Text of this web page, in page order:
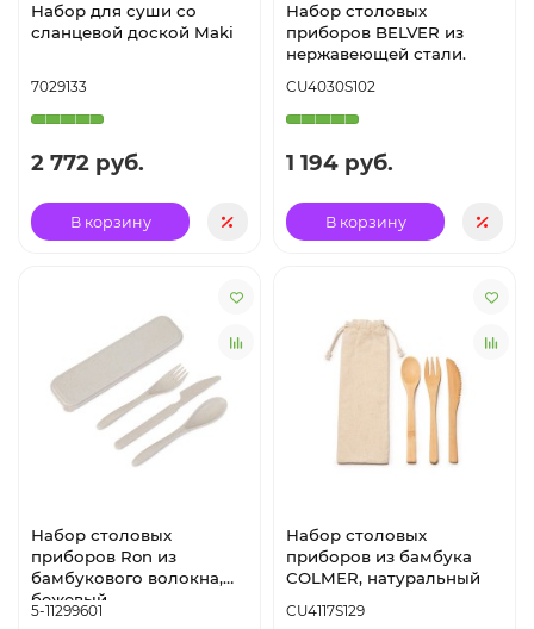
Набор для суши со
сланцевой доской Maki
7029133
2 772 руб.
В корзину
Набор столовых
приборов BELVER из
нержавеющей стали.
CU4030S102
1 194 руб.
В корзину
Набор столовых
приборов Ron из
бамбукового волокна,
бежевый
5-11299601
Набор столовых
приборов из бамбука
COLMER, натуральный
CU4117S129